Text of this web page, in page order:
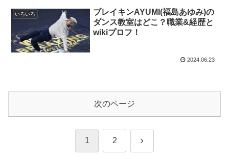
いろいろ
ブレイキンAYUMI(福島あゆみ)の
ダンス教室はどこ？職業&経歴と
wikiプロフ！
2024.06.23
次のページ
1 2 次